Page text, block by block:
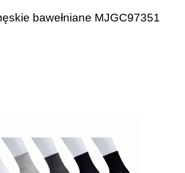
bawełniane MJGC97351